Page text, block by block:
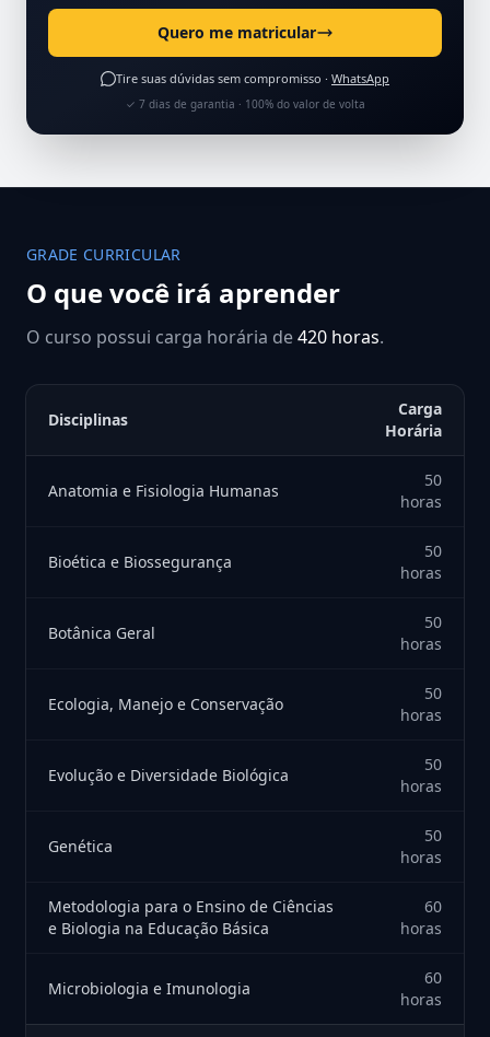
Quero me matricular
Tire suas dúvidas sem compromisso · WhatsApp
✓ 7 dias de garantia · 100% do valor de volta
GRADE CURRICULAR
O que você irá aprender
O curso possui carga horária de420 horas.
Disciplinas
Carga
Horária
Anatomia e Fisiologia Humanas
50
horas
Bioética e Biossegurança
50
horas
Botânica Geral
50
horas
Ecologia, Manejo e Conservação
50
horas
Evolução e Diversidade Biológica
50
horas
Genética
50
horas
Metodologia para o Ensino de Ciências
e Biologia na Educação Básica
60
horas
Microbiologia e Imunologia
60
horas